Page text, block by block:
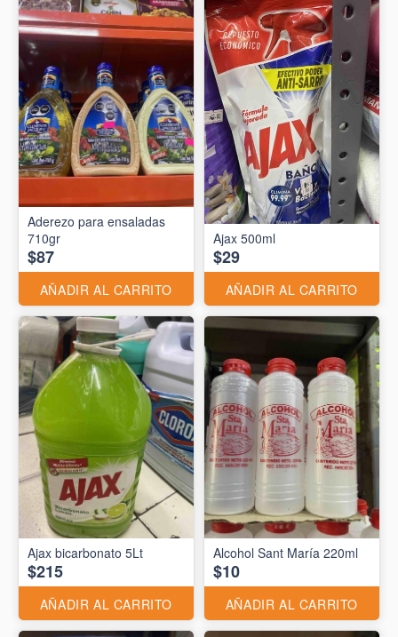
Aderezo para ensaladas
710gr
$87
AÑADIR AL CARRITO
Ajax 500ml
$29
AÑADIR AL CARRITO
Ajax bicarbonato 5Lt
$215
AÑADIR AL CARRITO
Alcohol Sant María 220ml
$10
AÑADIR AL CARRITO